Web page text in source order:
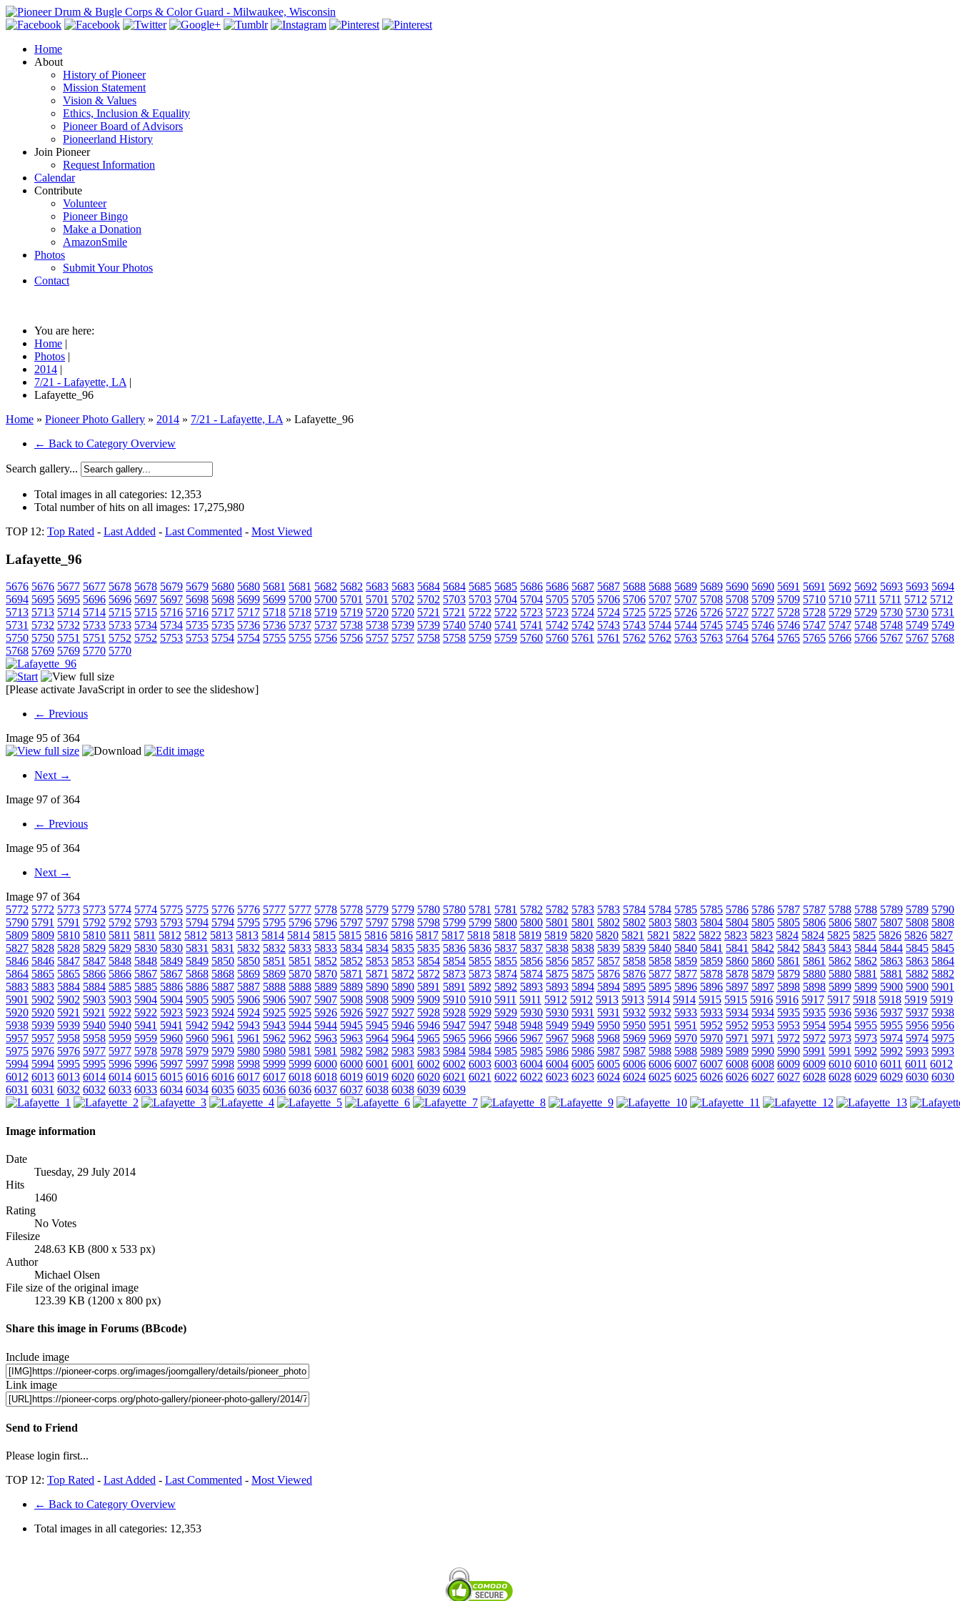
Home
About
History of Pioneer
Mission Statement
Vision & Values
Ethics, Inclusion & Equality
Pioneer Board of Advisors
Pioneerland History
Join Pioneer
Request Information
Calendar
Contribute
Volunteer
Pioneer Bingo
Make a Donation
AmazonSmile
Photos
Submit Your Photos
Contact
You are here:
Home |
Photos |
2014 |
7/21 - Lafayette, LA |
Lafayette_96
Home » Pioneer Photo Gallery » 2014 » 7/21 - Lafayette, LA » Lafayette_96
← Back to Category Overview
Search gallery...
Total images in all categories: 12,353
Total number of hits on all images: 17,275,980
TOP 12: Top Rated - Last Added - Last Commented - Most Viewed
Lafayette_96
5676 5676 5677 5677 5678 5678 5679 5679 5680 5680 5681 5681 5682 5682 5683 5683 5684 5684 5685 5685 5686 5686 5687 5687 5688 5688 5689 5689 5690 5690 5691 5691 5692 5692 5693 5693 5694
5694 5695 5695 5696 5696 5697 5697 5698 5698 5699 5699 5700 5700 5701 5701 5702 5702 5703 5703 5704 5704 5705 5705 5706 5706 5707 5707 5708 5708 5709 5709 5710 5710 5711 5711 5712 5712
5713 5713 5714 5714 5715 5715 5716 5716 5717 5717 5718 5718 5719 5719 5720 5720 5721 5721 5722 5722 5723 5723 5724 5724 5725 5725 5726 5726 5727 5727 5728 5728 5729 5729 5730 5730 5731
5731 5732 5732 5733 5733 5734 5734 5735 5735 5736 5736 5737 5737 5738 5738 5739 5739 5740 5740 5741 5741 5742 5742 5743 5743 5744 5744 5745 5745 5746 5746 5747 5747 5748 5748 5749 5749
5750 5750 5751 5751 5752 5752 5753 5753 5754 5754 5755 5755 5756 5756 5757 5757 5758 5758 5759 5759 5760 5760 5761 5761 5762 5762 5763 5763 5764 5764 5765 5765 5766 5766 5767 5767 5768
5768 5769 5769 5770 5770
[Please activate JavaScript in order to see the slideshow]
← Previous
Image 95 of 364
Next →
Image 97 of 364
← Previous
Image 95 of 364
Next →
Image 97 of 364
5772 5772 5773 5773 5774 5774 5775 5775 5776 5776 5777 5777 5778 5778 5779 5779 5780 5780 5781 5781 5782 5782 5783 5783 5784 5784 5785 5785 5786 5786 5787 5787 5788 5788 5789 5789 5790
5790 5791 5791 5792 5792 5793 5793 5794 5794 5795 5795 5796 5796 5797 5797 5798 5798 5799 5799 5800 5800 5801 5801 5802 5802 5803 5803 5804 5804 5805 5805 5806 5806 5807 5807 5808 5808
5809 5809 5810 5810 5811 5811 5812 5812 5813 5813 5814 5814 5815 5815 5816 5816 5817 5817 5818 5818 5819 5819 5820 5820 5821 5821 5822 5822 5823 5823 5824 5824 5825 5825 5826 5826 5827
5827 5828 5828 5829 5829 5830 5830 5831 5831 5832 5832 5833 5833 5834 5834 5835 5835 5836 5836 5837 5837 5838 5838 5839 5839 5840 5840 5841 5841 5842 5842 5843 5843 5844 5844 5845 5845
5846 5846 5847 5847 5848 5848 5849 5849 5850 5850 5851 5851 5852 5852 5853 5853 5854 5854 5855 5855 5856 5856 5857 5857 5858 5858 5859 5859 5860 5860 5861 5861 5862 5862 5863 5863 5864
5864 5865 5865 5866 5866 5867 5867 5868 5868 5869 5869 5870 5870 5871 5871 5872 5872 5873 5873 5874 5874 5875 5875 5876 5876 5877 5877 5878 5878 5879 5879 5880 5880 5881 5881 5882 5882
5883 5883 5884 5884 5885 5885 5886 5886 5887 5887 5888 5888 5889 5889 5890 5890 5891 5891 5892 5892 5893 5893 5894 5894 5895 5895 5896 5896 5897 5897 5898 5898 5899 5899 5900 5900 5901
5901 5902 5902 5903 5903 5904 5904 5905 5905 5906 5906 5907 5907 5908 5908 5909 5909 5910 5910 5911 5911 5912 5912 5913 5913 5914 5914 5915 5915 5916 5916 5917 5917 5918 5918 5919 5919
5920 5920 5921 5921 5922 5922 5923 5923 5924 5924 5925 5925 5926 5926 5927 5927 5928 5928 5929 5929 5930 5930 5931 5931 5932 5932 5933 5933 5934 5934 5935 5935 5936 5936 5937 5937 5938
5938 5939 5939 5940 5940 5941 5941 5942 5942 5943 5943 5944 5944 5945 5945 5946 5946 5947 5947 5948 5948 5949 5949 5950 5950 5951 5951 5952 5952 5953 5953 5954 5954 5955 5955 5956 5956
5957 5957 5958 5958 5959 5959 5960 5960 5961 5961 5962 5962 5963 5963 5964 5964 5965 5965 5966 5966 5967 5967 5968 5968 5969 5969 5970 5970 5971 5971 5972 5972 5973 5973 5974 5974 5975
5975 5976 5976 5977 5977 5978 5978 5979 5979 5980 5980 5981 5981 5982 5982 5983 5983 5984 5984 5985 5985 5986 5986 5987 5987 5988 5988 5989 5989 5990 5990 5991 5991 5992 5992 5993 5993
5994 5994 5995 5995 5996 5996 5997 5997 5998 5998 5999 5999 6000 6000 6001 6001 6002 6002 6003 6003 6004 6004 6005 6005 6006 6006 6007 6007 6008 6008 6009 6009 6010 6010 6011 6011 6012
6012 6013 6013 6014 6014 6015 6015 6016 6016 6017 6017 6018 6018 6019 6019 6020 6020 6021 6021 6022 6022 6023 6023 6024 6024 6025 6025 6026 6026 6027 6027 6028 6028 6029 6029 6030 6030
6031 6031 6032 6032 6033 6033 6034 6034 6035 6035 6036 6036 6037 6037 6038 6038 6039 6039
Image information
Date
Tuesday, 29 July 2014
Hits
1460
Rating
No Votes
Filesize
248.63 KB (800 x 533 px)
Author
Michael Olsen
File size of the original image
123.39 KB (1200 x 800 px)
Share this image in Forums (BBcode)
Include image
Link image
Send to Friend
Please login first...
TOP 12: Top Rated - Last Added - Last Commented - Most Viewed
← Back to Category Overview
Total images in all categories: 12,353